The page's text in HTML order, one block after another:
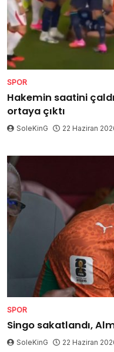
SPOR
Hakemin saatini
ortaya çıktı
SoleKinG 22 Haziran
SPOR
Singo sakatlandı,
SoleKinG 22 Haziran